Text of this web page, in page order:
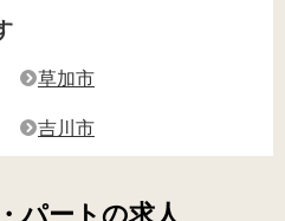
草加市
吉川市
パートの求人